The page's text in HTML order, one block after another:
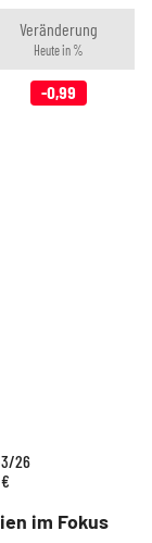
Veränderung
Heute in %
-0,99
im Fokus
26